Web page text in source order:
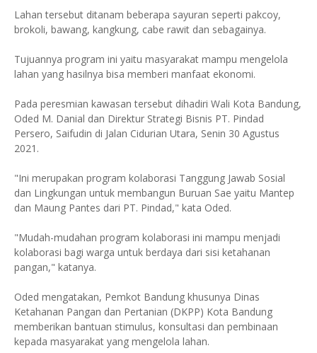
Lahan tersebut ditanam beberapa sayuran seperti pakcoy,
brokoli, bawang, kangkung, cabe rawit dan sebagainya.
Tujuannya program ini yaitu masyarakat mampu mengelola
lahan yang hasilnya bisa memberi manfaat ekonomi.
Pada peresmian kawasan tersebut dihadiri Wali Kota Bandung,
Oded M. Danial dan Direktur Strategi Bisnis PT. Pindad
Persero, Saifudin di Jalan Cidurian Utara, Senin 30 Agustus
2021.
"Ini merupakan program kolaborasi Tanggung Jawab Sosial
dan Lingkungan untuk membangun Buruan Sae yaitu Mantep
dan Maung Pantes dari PT. Pindad," kata Oded.
"Mudah-mudahan program kolaborasi ini mampu menjadi
kolaborasi bagi warga untuk berdaya dari sisi ketahanan
pangan," katanya.
Oded mengatakan, Pemkot Bandung khusunya Dinas
Ketahanan Pangan dan Pertanian (DKPP) Kota Bandung
memberikan bantuan stimulus, konsultasi dan pembinaan
kepada masyarakat yang mengelola lahan.